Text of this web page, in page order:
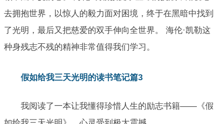
去拥抱世界，以惊人的毅力面对困境，终于在黑暗中找到
了光明，最后又把慈爱的双手伸向全世界。 海伦·凯勒这
种身残志不残的精神非常值得我们学习。
假如给我三天光明的读书笔记篇3
我阅读了一本让我懂得珍惜人生的励志书籍——《假